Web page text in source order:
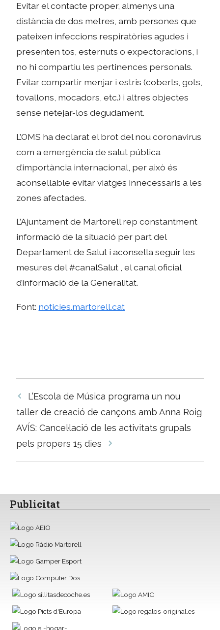
Evitar el contacte proper, almenys una
distància de dos metres, amb persones que
pateixen infeccions respiratòries agudes i
presenten tos, esternuts o expectoracions, i
no hi compartiu les pertinences personals.
Evitar compartir menjar i estris (coberts, gots,
tovallons, mocadors, etc.) i altres objectes
sense netejar-los degudament.
L’OMS ha declarat el brot del nou coronavirus
com a emergència de salut pública
d’importància internacional, per això és
aconsellable evitar viatges innecessaris a les
zones afectades.
L’Ajuntament de Martorell rep constantment
informació de la situació per part del
Departament de Salut i aconsella seguir les
mesures del #canalSalut , el canal oficial
d’informació de la Generalitat.
Font: noticies.martorell.cat
Navegació
per
les
L’Escola de Música programa un nou
taller de creació de cançons amb Anna Roig
AVÍS: Cancel·lació de les activitats grupals
pels propers 15 dies
Publicitat